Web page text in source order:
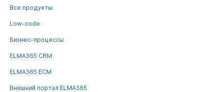
Все продукты
Low-code
Бизнес-процессы
ELMA365 CRM
ELMA365 ECM
Внешний портал ELMA365